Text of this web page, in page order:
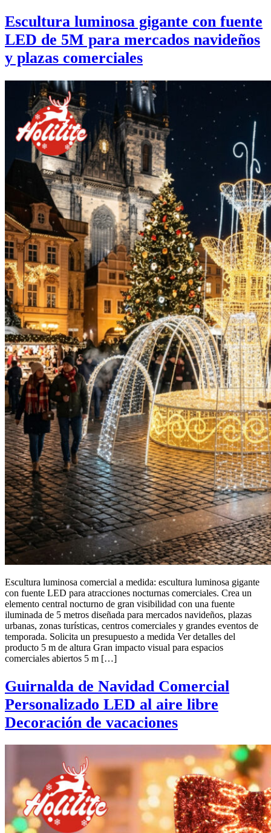
Escultura luminosa gigante con fuente
LED de 5M para mercados navideños
y plazas comerciales
Escultura luminosa comercial a medida: escultura luminosa gigante
con fuente LED para atracciones nocturnas comerciales. Crea un
elemento central nocturno de gran visibilidad con una fuente
iluminada de 5 metros diseñada para mercados navideños, plazas
urbanas, zonas turísticas, centros comerciales y grandes eventos de
temporada. Solicita un presupuesto a medida Ver detalles del
producto 5 m de altura Gran impacto visual para espacios
comerciales abiertos 5 m […]
Guirnalda de Navidad Comercial
Personalizado LED al aire libre
Decoración de vacaciones